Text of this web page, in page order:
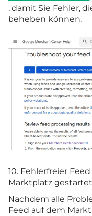
, damit Sie Fehler,
beheben können.
10. Fehlerfreier
Marktplatz gestartet
Nachdem alle
Feed auf dem